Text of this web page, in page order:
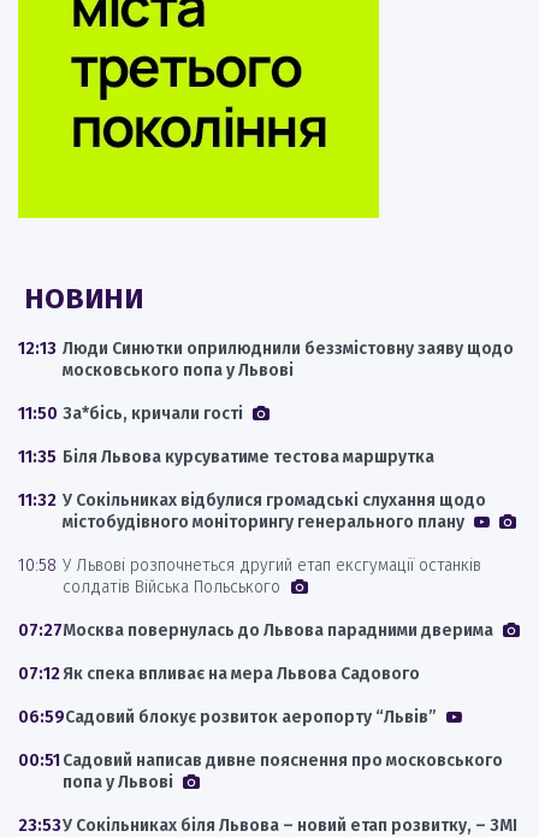
НОВИНИ
12:13 Люди Синютки оприлюднили беззмістовну заяву щодо
московського попа у Львові
11:50 За*бісь, кричали гості
11:35 Біля Львова курсуватиме тестова маршрутка
11:32 У Сокільниках відбулися громадські слухання щодо
містобудівного моніторингу генерального плану
10:58 У Львові розпочнеться другий етап ексгумації останків
солдатів Війська Польського
07:27Москва повернулась до Львова парадними дверима
07:12Як спека впливає на мера Львова Садового
06:59Садовий блокує розвиток аеропорту “Львів”
00:51 Садовий написав дивне пояснення про московського
попа у Львові
23:53У Сокільниках біля Львова – новий етап розвитку, – ЗМІ